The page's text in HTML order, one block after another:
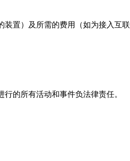
置）及所需的费用（如为接入互
的所有活动和事件负法律责任。